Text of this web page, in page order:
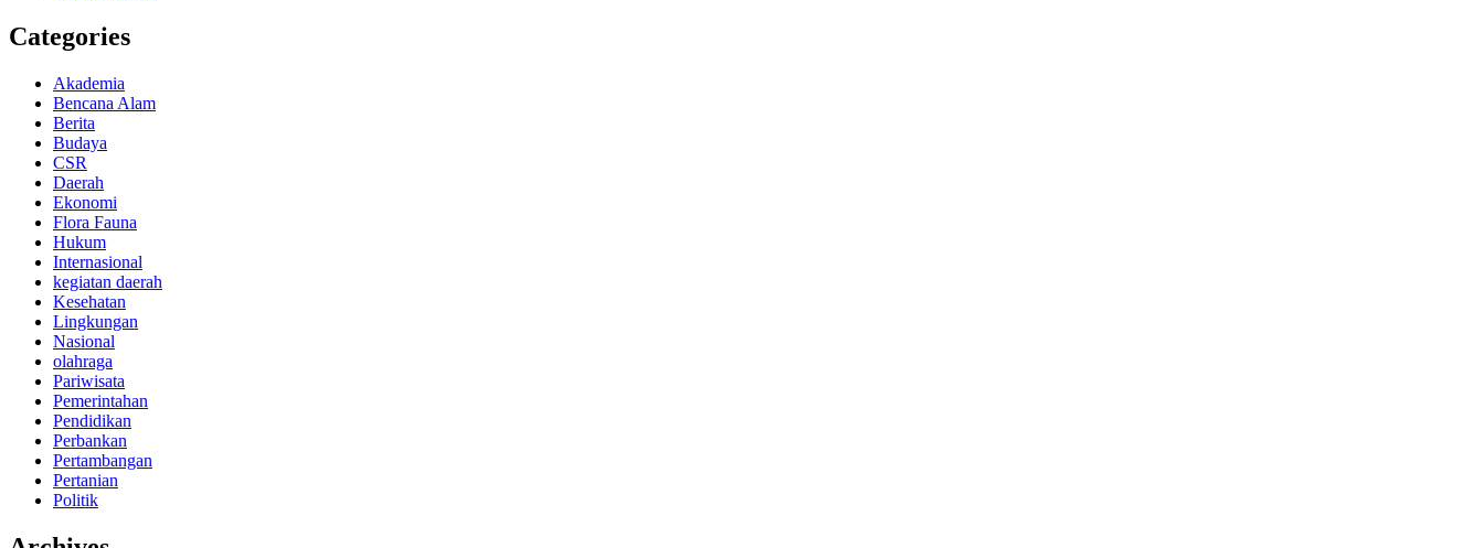
Categories
Akademia
Bencana Alam
Berita
Budaya
CSR
Daerah
Ekonomi
Flora Fauna
Hukum
Internasional
kegiatan daerah
Kesehatan
Lingkungan
Nasional
olahraga
Pariwisata
Pemerintahan
Pendidikan
Perbankan
Pertambangan
Pertanian
Politik